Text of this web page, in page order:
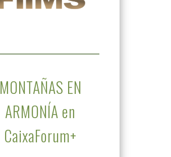
MONTAÑAS EN
ARMONÍA en
CaixaForum+